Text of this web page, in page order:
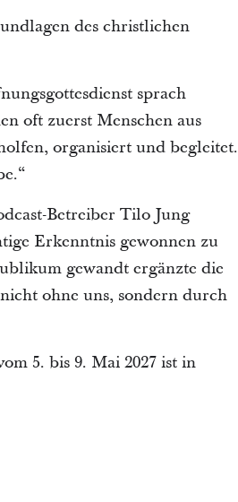
des christlichen
sprach
oft zuerst Menschen aus
organisiert und begleitet.
Betreiber Tilo Jung
Erkenntnis gewonnen zu
gewandt ergänzte die
ohne uns, sondern durch
5. bis 9. Mai 2027 ist in